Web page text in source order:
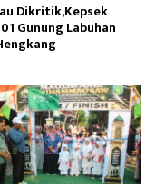
Dikritik,Kepsek
Gunung Labuhan